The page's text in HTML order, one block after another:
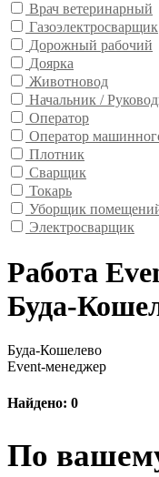
Врач ветеринарный
Газоэлектросварщик
Дорожный рабочий
Доярка
Животновод
Начальник /
Оператор
Оператор
Плотник
Сварщик
Токарь
Уборщик
Электросварщик
Работа
Буда-
Буда-Кошелево
Event-менеджер
Найдено: 0
По